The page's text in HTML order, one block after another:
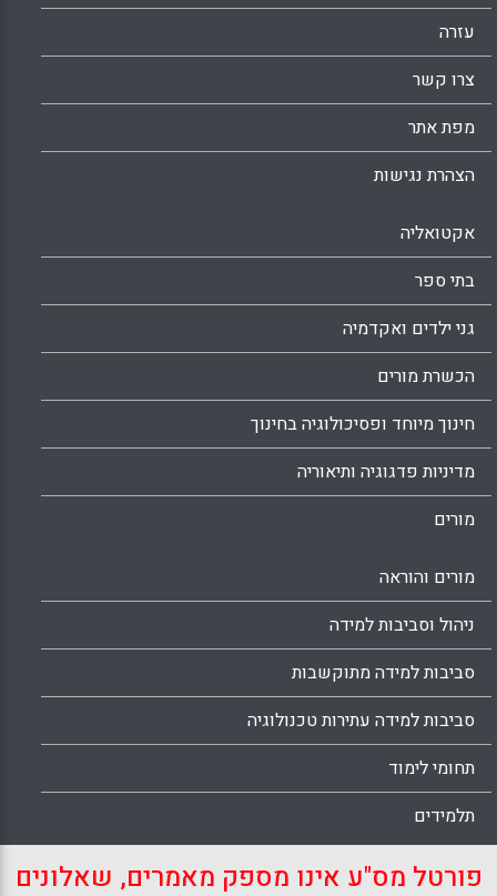
עזרה
צרו קשר
מפת אתר
הצהרת נגישות
אקטואליה
בתי ספר
גני ילדים ואקדמיה
הכשרת מורים
חינוך מיוחד ופסיכולוגיה בחינוך
מדיניות פדגוגיה ותיאוריה
מורים
מורים והוראה
ניהול וסביבות למידה
סביבות למידה מתוקשבות
סביבות למידה עתירות טכנולוגיה
תחומי לימוד
תלמידים
פורטל מס"ע אינו מספק מאמרים, שאלונים